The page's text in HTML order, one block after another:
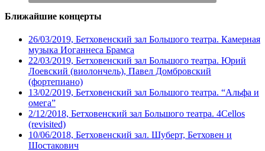
Ближайшие концерты
26/03/2019, Бетховенский зал Большого театра. Камерная
музыка Иоганнеса Брамса
22/03/2019, Бетховенский зал Большого театра. Юрий
Лоевский (виолончель), Павел Домбровский
(фортепиано)
13/02/2019, Бетховенский зал Большого театра. “Альфа и
омега”
2/12/2018, Бетховенский зал Большого театра. 4Cellos
(revisited)
10/06/2018, Бетховенский зал. Шуберт, Бетховен и
Шостакович